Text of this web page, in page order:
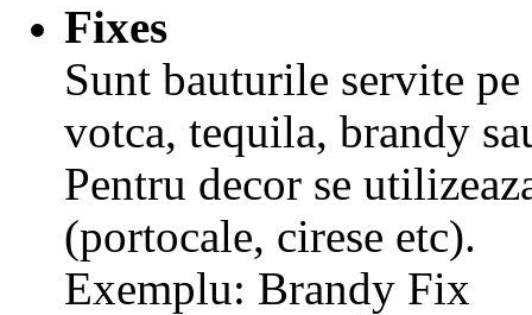
Fixes
Sunt bauturile servite
votca, tequila, brandy
Pentru decor se
(portocale, cirese etc).
Exemplu: Brandy Fix